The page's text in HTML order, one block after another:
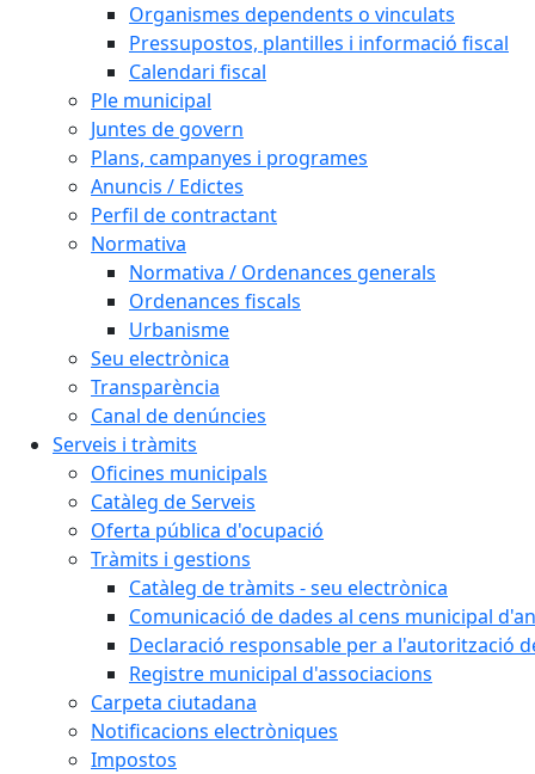
Organismes dependents o vinculats
Pressupostos, plantilles i informació fiscal
Calendari fiscal
Ple municipal
Juntes de govern
Plans, campanyes i programes
Anuncis / Edictes
Perfil de contractant
Normativa
Normativa / Ordenances generals
Ordenances fiscals
Urbanisme
Seu electrònica
Transparència
Canal de denúncies
Serveis i tràmits
Oficines municipals
Catàleg de Serveis
Oferta pública d'ocupació
Tràmits i gestions
Catàleg de tràmits - seu electrònica
Comunicació de dades al cens municipal
Declaració responsable per a l'autorització
Registre municipal d'associacions
Carpeta ciutadana
Notificacions electròniques
Impostos